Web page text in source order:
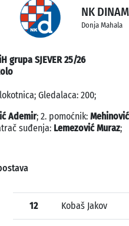
NK
Donja Mahala
grupa SJEVER 25/26
Gledalaca: 200;
Ademir; 2. pomoćnik:
suđenja: Lemezović Muraz;
12 Kobaš Jakov